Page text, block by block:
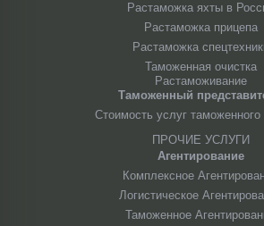
Растаможка яхты в
Растаможка прицепа
Растаможка
Таможенная очистка
Растаможивание
Таможенный
Стоимость услуг таможенного
ПРОЧИЕ УСЛУГИ
Агентирование
Комплексное
Логистическое
Таможенное